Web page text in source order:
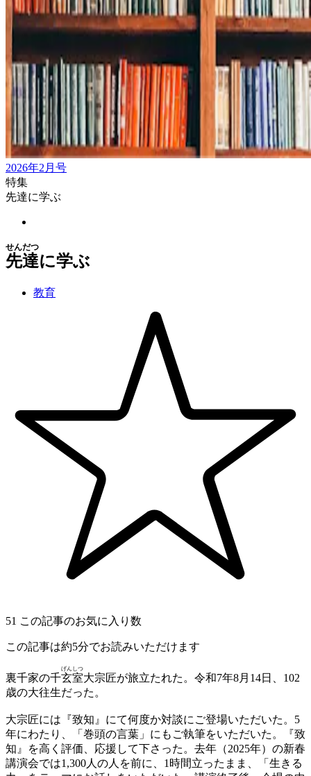
2026年2月号
特集
先達に学ぶ
先達
せんだつ
に学ぶ
教育
51 この記事のお気に入り数
この記事は約5分でお読みいただけます
裏千家の千玄室
げんしつ
大宗匠が旅立たれた。令和7年8月14日、102
歳の大往生だった。
大宗匠には『致知』にて何度か対談にご登場いただいた。5
年にわたり、「巻頭の言葉」にもご執筆をいただいた。『致
知』を高く評価、応援して下さった。去年（2025年）の新春
講演会では1,300人の人を前に、1時間立ったまま、「生きる